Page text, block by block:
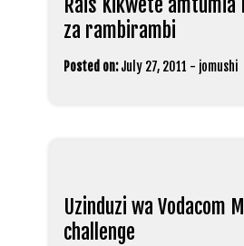
Rais Kikwete amtumia
za rambirambi
Posted on: July 27, 2011 - jomushi
Uzinduzi wa Vodacom
challenge